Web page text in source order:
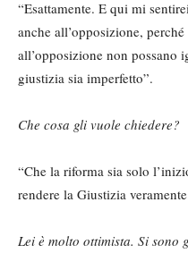
“Esattamente. E qui mi
anche all’opposizione,
all’opposizione non possano
giustizia sia imperfetto”.
Che cosa gli vuole chiedere?
“Che la riforma sia solo
rendere la Giustizia
Lei è molto ottimista. Si